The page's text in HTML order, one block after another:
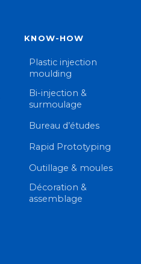
KNOW-HOW
Plastic injection
moulding
Bi-injection &
surmoulage
Bureau d’études
Rapid Prototyping
Outillage & moules
Décoration &
assemblage